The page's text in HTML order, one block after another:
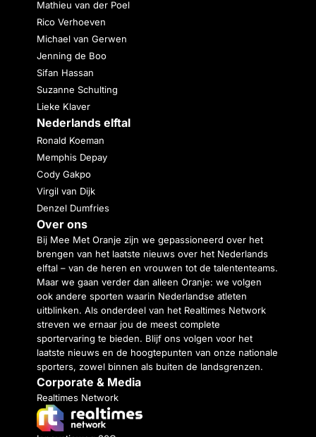
Mathieu van der Poel
Rico Verhoeven
Michael van Gerwen
Jenning de Boo
Sifan Hassan
Suzanne Schulting
Lieke Klaver
Nederlands elftal
Ronald Koeman
Memphis Depay
Cody Gakpo
Virgil van Dijk
Denzel Dumfries
Over ons
Bij Mee Met Oranje zijn we gepassioneerd over het
brengen van het laatste nieuws over het Nederlands
elftal – van de heren en vrouwen tot de talententeams.
Maar we gaan verder dan alleen Oranje: we volgen
ook andere sporten waarin Nederlandse atleten
uitblinken. Als onderdeel van het Realtimes Network
streven we ernaar jou de meest complete
sportervaring te bieden. Blijf ons volgen voor het
laatste nieuws en de hoogtepunten van onze nationale
sporters, zowel binnen als buiten de landsgrenzen.
Corporate & Media
Realtimes Network